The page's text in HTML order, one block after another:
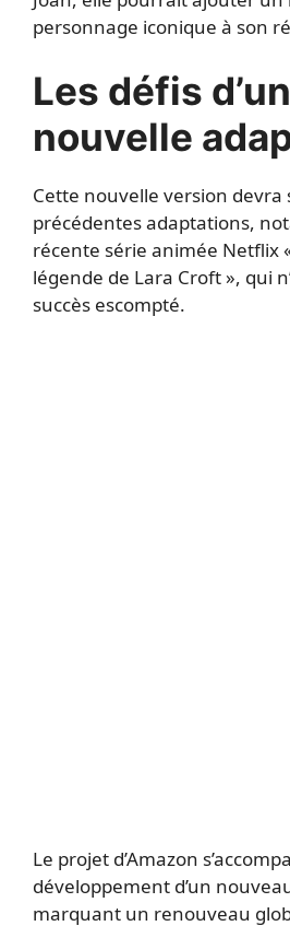
personnage iconique à son
Les défis
nouvelle
Cette nouvelle version devra
précédentes adaptations,
récente série animée Netflix
légende de Lara Croft », qui
succès escompté.
Le projet d’Amazon
développement d’un
marquant un renouveau